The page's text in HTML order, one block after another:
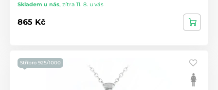
Skladem u nás, zítra 11. 8. u vás
865 Kč
Stříbro 925/1000